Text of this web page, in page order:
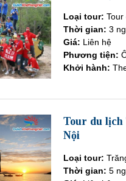
Loại tour: Tour
Thời gian: 3
Giá: Liên hệ
Phương tiện:
Khởi hành:
Tour du lịch
Nội
Loại tour:
Thời gian: 5